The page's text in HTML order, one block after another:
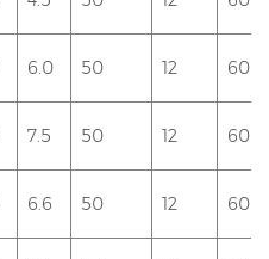
6.0 50 12 600
7.5 50 12 600
6.6 50 12 600